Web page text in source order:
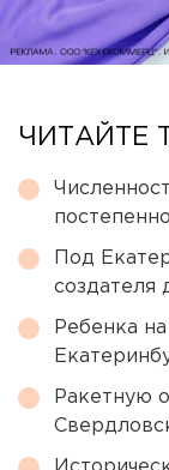
ЧИТАЙТЕ
Под
создателя
Ребенка
Ракетную